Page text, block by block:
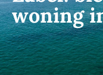
woning